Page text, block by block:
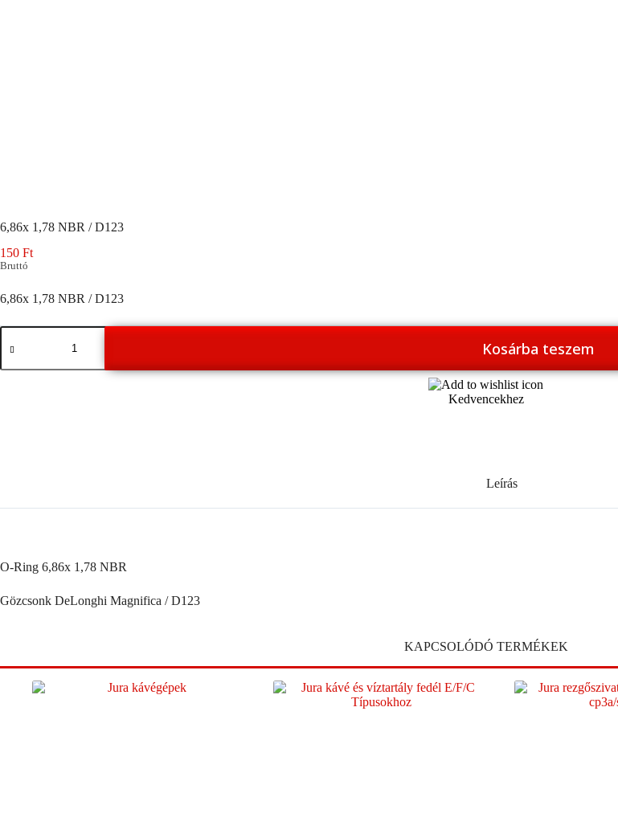
6,86x 1,78 NBR / D123
150 Ft
Bruttó
6,86x 1,78 NBR / D123
6,86x
1,78
/
Kosárba teszem
Kedvencekhez
Leírás
O-Ring 6,86x 1,78 NBR
Gözcsonk DeLonghi Magnifica / D123
KAPCSOLÓDÓ TERMÉKEK